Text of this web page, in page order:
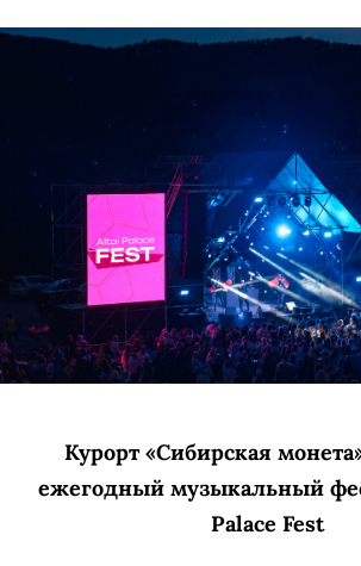
Курорт «Сибирская
ежегодный музыкальный
Palace Fest